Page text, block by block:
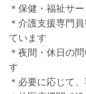
＊保健・福祉サ
＊介護支援専門
ています
＊夜間・休日の
す
＊必要に応じて